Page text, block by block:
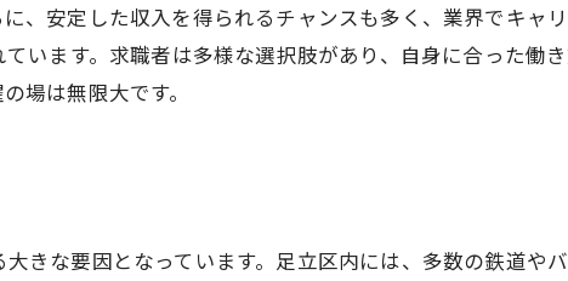
、安定した収入を得られるチャンスも多く、業界でキャ
います。求職者は多様な選択肢があり、自身に合った働
場は無限大です。
きな要因となっています。足立区内には、多数の鉄道や